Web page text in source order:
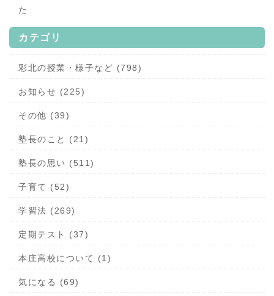
た
カテゴリ
彩北の授業・様子など (798)
お知らせ (225)
その他 (39)
塾長のこと (21)
塾長の思い (511)
子育て (52)
学習法 (269)
定期テスト (37)
本庄高校について (1)
気になる (69)